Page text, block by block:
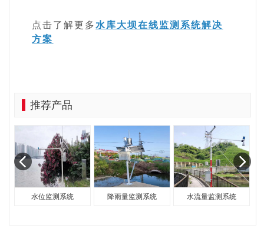
点击了解更多 水库大坝在线监测系统解决
方案
推荐产品
水位监测系统 降雨量监测系统 水流量监测系统